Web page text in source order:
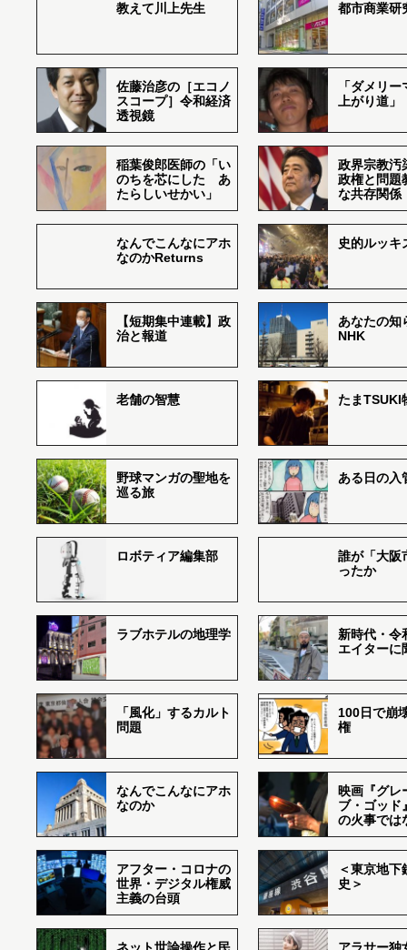
教えて川上先生 都市商業研
佐藤治彦の［エコノ
スコープ］令和経済
透視鏡
「ダメリ
上がり道」
稲葉俊郎医師の「い
のちを芯にした あ
たらしいせかい」
政界宗教汚
政権と問題
な共存関係
なんでこんなにアホ
なのかReturns
史的ルッキ
【短期集中連載】政
治と報道
あなたの知
NHK
老舗の智慧 たまTSUKI
野球マンガの聖地を
巡る旅
ある日の入
ロボティア編集部
誰が「大阪
ったか
ラブホテルの地理学
新時代・令
エイターに
「風化」するカルト
問題
100日で崩
権
なんでこんなにアホ
なのか
映画『グレ
ブ・ゴッド
の火事では
アフター・コロナの
世界・デジタル権威
主義の台頭
＜東京地下
史＞